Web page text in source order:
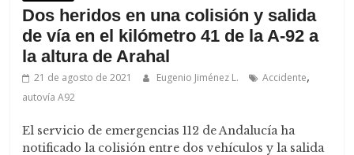
Dos heridos en una colisión y salida
de vía en el kilómetro 41 de la A-92 a
la altura de Arahal
21 de agosto de 2021 Eugenio Jiménez L. Accidente,
autovía A92
El servicio de emergencias 112 de Andalucía ha
notificado la colisión entre dos vehículos y la salida